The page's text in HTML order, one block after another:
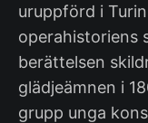
uruppförd i
operahistoriens
berättelsen
glädjeämnen i
grupp unga